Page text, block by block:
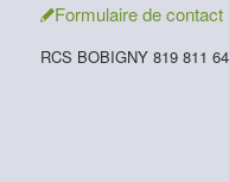
Formulaire de contact
RCS BOBIGNY 819 811